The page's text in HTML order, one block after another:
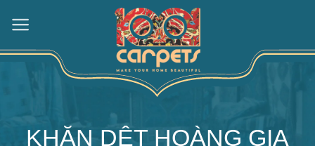
KHĂN DỆT HOÀNG GIA